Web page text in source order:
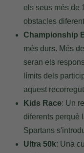
els seus més de
obstacles
Championship
més durs. Més
seran els
límits dels
aquest
Kids Race: Un
diferents perquè
Spartans
Ultra 50k: Una